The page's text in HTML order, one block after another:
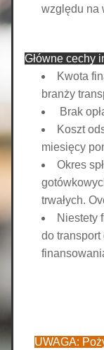
względu na
Główne cechy
Kwota
branży
Brak
Koszt
miesięcy
Okres
trwałych.
do
UWAGA: